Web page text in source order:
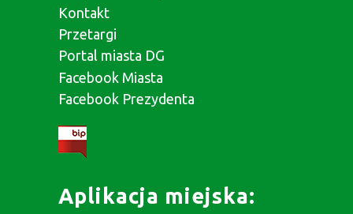
Kontakt
Przetargi
Portal miasta DG
Facebook Miasta
Facebook Prezydenta
Aplikacja miejska: